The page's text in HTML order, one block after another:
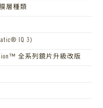
層種類
IQ 3)
全系列鏡片升級改版